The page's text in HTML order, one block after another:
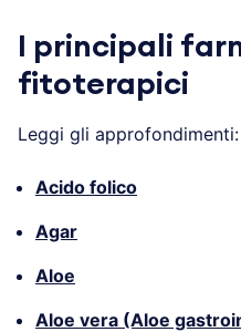
I principali
fitoterapici
Leggi gli approfondimenti:
Acido folico
Agar
Aloe
Aloe vera (Aloe